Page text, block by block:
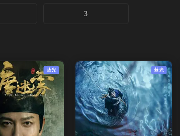
3
蓝光 蓝光